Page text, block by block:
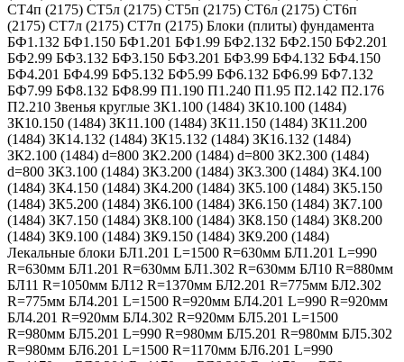
СТ4п (2175) СТ5л (2175) СТ5п (2175) СТ6л (2175) СТ6п
(2175) СТ7л (2175) СТ7п (2175) Блоки (плиты) фундамента
БФ1.132 БФ1.150 БФ1.201 БФ1.99 БФ2.132 БФ2.150 БФ2.201
БФ2.99 БФ3.132 БФ3.150 БФ3.201 БФ3.99 БФ4.132 БФ4.150
БФ4.201 БФ4.99 БФ5.132 БФ5.99 БФ6.132 БФ6.99 БФ7.132
БФ7.99 БФ8.132 БФ8.99 П1.190 П1.240 П1.95 П2.142 П2.176
П2.210 Звенья круглые ЗК1.100 (1484) ЗК10.100 (1484)
ЗК10.150 (1484) ЗК11.100 (1484) ЗК11.150 (1484) ЗК11.200
(1484) ЗК14.132 (1484) ЗК15.132 (1484) ЗК16.132 (1484)
ЗК2.100 (1484) d=800 ЗК2.200 (1484) d=800 ЗК2.300 (1484)
d=800 ЗК3.100 (1484) ЗК3.200 (1484) ЗК3.300 (1484) ЗК4.100
(1484) ЗК4.150 (1484) ЗК4.200 (1484) ЗК5.100 (1484) ЗК5.150
(1484) ЗК5.200 (1484) ЗК6.100 (1484) ЗК6.150 (1484) ЗК7.100
(1484) ЗК7.150 (1484) ЗК8.100 (1484) ЗК8.150 (1484) ЗК8.200
(1484) ЗК9.100 (1484) ЗК9.150 (1484) ЗК9.200 (1484)
Лекальные блоки БЛ1.201 L=1500 R=630мм БЛ1.201 L=990
R=630мм БЛ1.201 R=630мм БЛ1.302 R=630мм БЛ10 R=880мм
БЛ11 R=1050мм БЛ12 R=1370мм БЛ2.201 R=775мм БЛ2.302
R=775мм БЛ4.201 L=1500 R=920мм БЛ4.201 L=990 R=920мм
БЛ4.201 R=920мм БЛ4.302 R=920мм БЛ5.201 L=1500
R=980мм БЛ5.201 L=990 R=980мм БЛ5.201 R=980мм БЛ5.302
R=980мм БЛ6.201 L=1500 R=1170мм БЛ6.201 L=990